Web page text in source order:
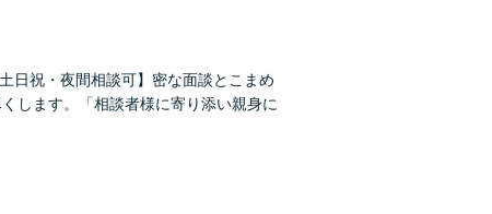
日祝・夜間相談可】密な面談とこまめ
します。「相談者様に寄り添い親身に